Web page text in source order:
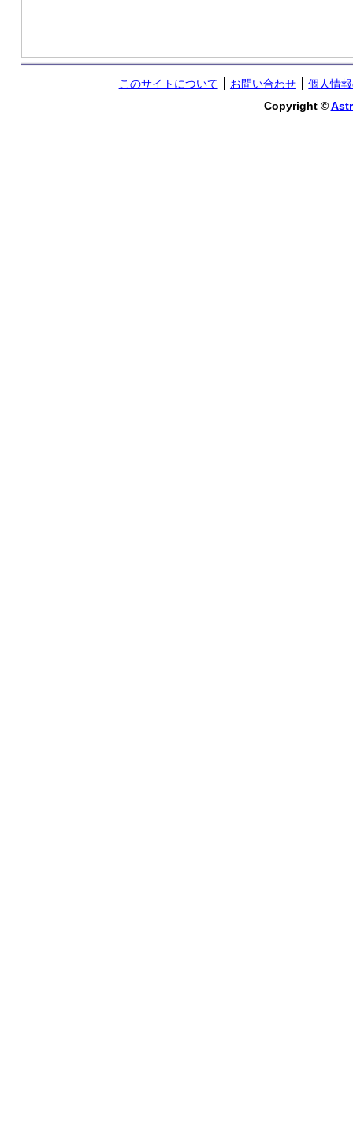
このサイトについて お問い合わせ
個人情
Copyright ©